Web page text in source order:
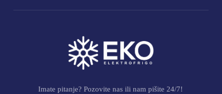
Imate pitanje? Pozovite nas ili nam pišite 24/7!